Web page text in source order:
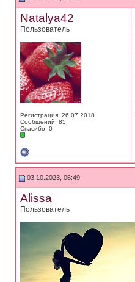
Natalya42
Пользователь
Регистрация: 26.07.2018
Сообщений: 85
Спасибо: 0
03.10.2023, 06:49
Alissa
Пользователь